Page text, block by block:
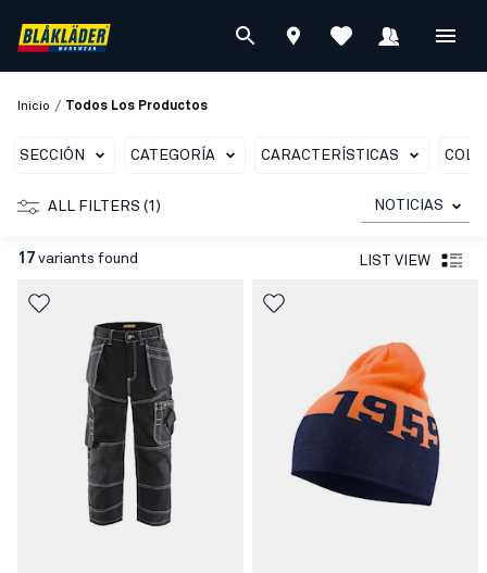
Inicio / Todos Los Productos
SECCIÓN CATEGORÍA CARACTERÍSTICAS
ALL FILTERS (1) NOTICIAS
17 variants found LIST VIEW